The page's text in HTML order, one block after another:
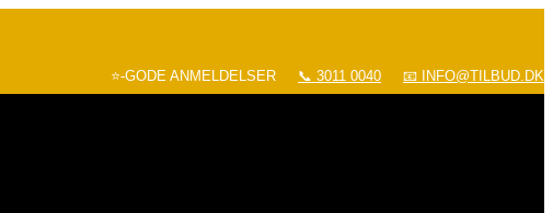
⭐-GODE ANMELDELSER 📞 3011 0040 📧 INFO@TILBUD.DK